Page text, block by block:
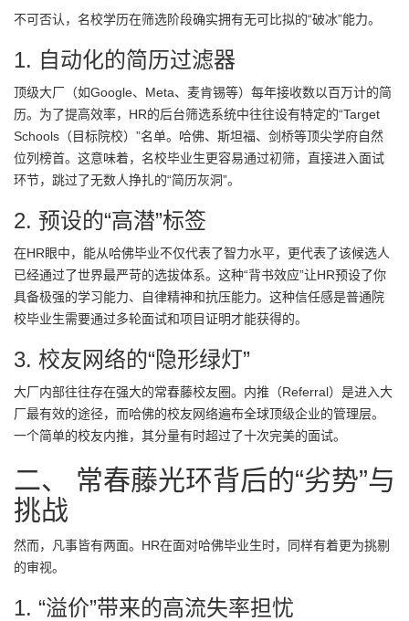
不可否认，名校学历在筛选阶段确实拥有无可比拟的“破冰”能力。
1. 自动化的简历过滤器
顶级大厂（如Google、Meta、麦肯锡等）每年接收数以百万计的简
历。为了提高效率，HR的后台筛选系统中往往设有特定的“Target
Schools（目标院校）”名单。哈佛、斯坦福、剑桥等顶尖学府自然
位列榜首。这意味着，名校毕业生更容易通过初筛，直接进入面试
环节，跳过了无数人挣扎的“简历灰洞”。
2. 预设的“高潜”标签
在HR眼中，能从哈佛毕业不仅代表了智力水平，更代表了该候选人
已经通过了世界最严苛的选拔体系。这种“背书效应”让HR预设了你
具备极强的学习能力、自律精神和抗压能力。这种信任感是普通院
校毕业生需要通过多轮面试和项目证明才能获得的。
3. 校友网络的“隐形绿灯”
大厂内部往往存在强大的常春藤校友圈。内推（Referral）是进入大
厂最有效的途径，而哈佛的校友网络遍布全球顶级企业的管理层。
一个简单的校友内推，其分量有时超过了十次完美的面试。
二、 常春藤光环背后的“劣势”与
挑战
然而，凡事皆有两面。HR在面对哈佛毕业生时，同样有着更为挑剔
的审视。
1. “溢价”带来的高流失率担忧